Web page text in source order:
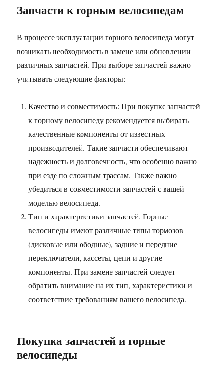
Запчасти к горным велосипедам
В процессе эксплуатации горного велосипеда могут
возникать необходимость в замене или обновлении
различных запчастей. При выборе запчастей важно
учитывать следующие факторы:
Качество и совместимость: При покупке запчастей
к горному велосипеду рекомендуется выбирать
качественные компоненты от известных
производителей. Такие запчасти обеспечивают
надежность и долговечность, что особенно важно
при езде по сложным трассам. Также важно
убедиться в совместимости запчастей с вашей
моделью велосипеда.
Тип и характеристики запчастей: Горные
велосипеды имеют различные типы тормозов
(дисковые или ободные), задние и передние
переключатели, кассеты, цепи и другие
компоненты. При замене запчастей следует
обратить внимание на их тип, характеристики и
соответствие требованиям вашего велосипеда.
Покупка запчастей и горные
велосипеды